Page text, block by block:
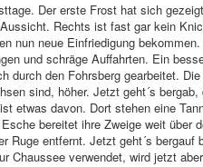
Der erste Frost hat sich
Rechts ist fast gar kein
nun neue Einfriedigung
und schräge Auffahrten. Ein
durch den Fohrsberg gearbeitet.
sind, höher. Jetzt geht´s
etwas davon. Dort stehen eine
bereitet ihre Zweige weit
Ruge entfernt. Jetzt geht´s
Chaussee verwendet, wird jetzt